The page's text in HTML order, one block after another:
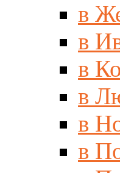
в
в
в
в
в
в